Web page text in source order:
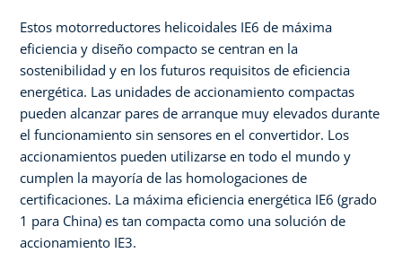
Estos motorreductores helicoidales IE6 de máxima
eficiencia y diseño compacto se centran en la
sostenibilidad y en los futuros requisitos de eficiencia
energética. Las unidades de accionamiento compactas
pueden alcanzar pares de arranque muy elevados durante
el funcionamiento sin sensores en el convertidor. Los
accionamientos pueden utilizarse en todo el mundo y
cumplen la mayoría de las homologaciones de
certificaciones. La máxima eficiencia energética IE6 (grado
1 para China) es tan compacta como una solución de
accionamiento IE3.